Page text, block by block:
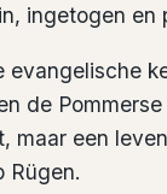
ingetogen
de
maar een
Rügen.